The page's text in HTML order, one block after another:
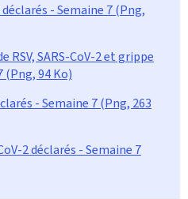
- Semaine 7 (Png,
RSV, SARS-CoV-2 et grippe
(Png, 94 Ko)
- Semaine 7 (Png, 263
2 déclarés - Semaine 7